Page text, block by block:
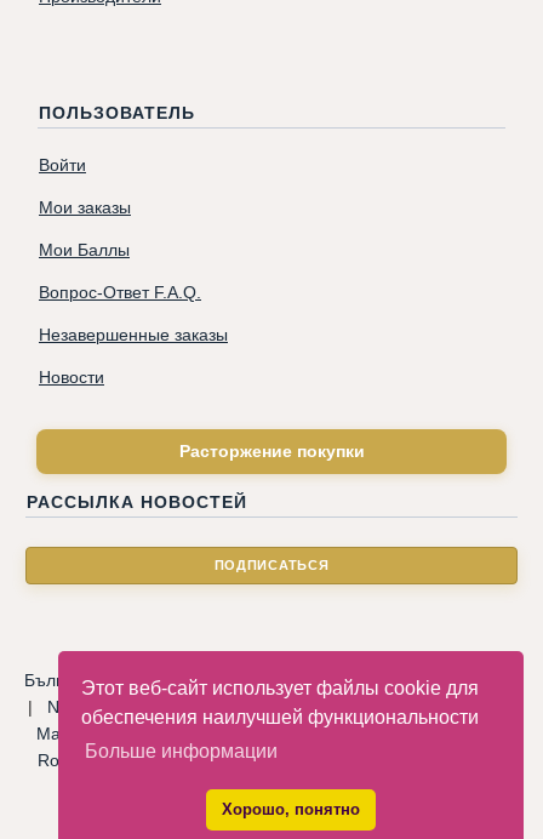
Этот веб-сайт использует файлы cookie для
обеспечения наилучшей функциональности
Больше информации
Хорошо, понятно
ПОЛЬЗОВАТЕЛЬ
Войти
Мои заказы
Мои Баллы
Вопрос-Ответ F.A.Q.
Незавершенные заказы
Новости
Расторжение покупки
РАССЫЛКА НОВОСТЕЙ
Български|Català|Deutsche|Hrvatski|Čeština |Dansk
| Nederlandse Eesti keel
Magyar
Latviski Norsk| Polski
Română|Русский|Српски|
Español|Svenska|Türkçe